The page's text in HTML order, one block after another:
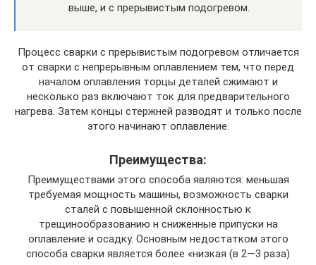
выше, и с прерывистым подогревом.
Процесс сварки с прерывистым подогревом отличается
от сварки с непрерывным оплавлением тем, что перед
началом оплавления торцы деталей сжимают и
несколько раз включают ток для предварительного
нагрева. Затем концы стержней разводят и только после
этого начинают оплавление.
Преимущества:
Преимуществами этого способа являются: меньшая
требуемая мощность машины, возможность сварки
сталей с повышенной склонностью к
трещинообразованию н сниженные припуски на
оплавление и осадку. Основным недостатком этого
способа сварки является более «низкая (в 2—3 раза)